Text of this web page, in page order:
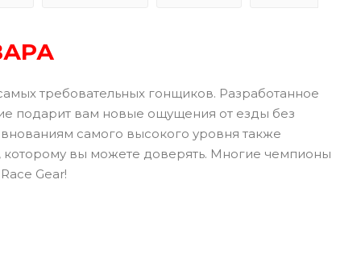
требовательных гонщиков. Разработанное
подарит вам новые ощущения от езды без
самого высокого уровня также
которому вы можете доверять. Многие чемпионы
Gear!